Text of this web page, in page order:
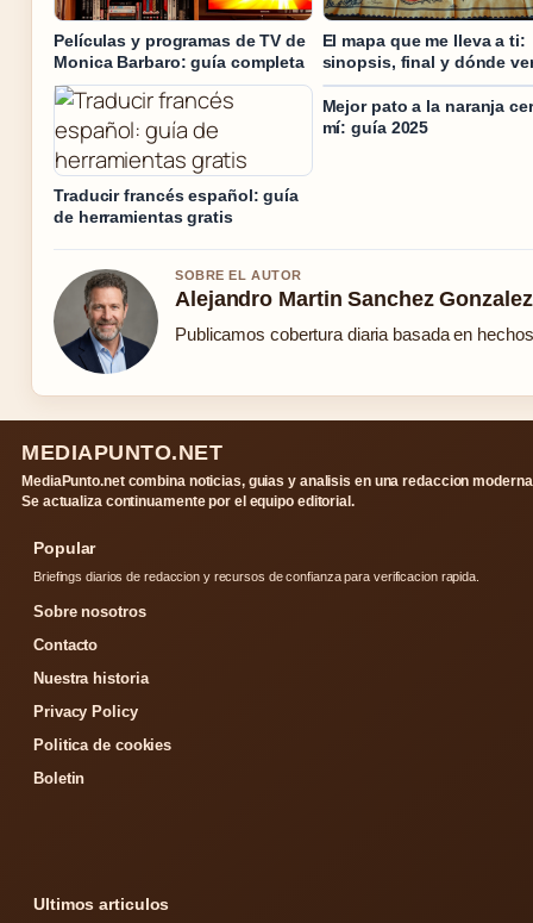
Películas y programas de TV de
Monica Barbaro: guía completa
El mapa que me lleva a ti:
sinopsis, final y dónde
Traducir francés español: guía
de herramientas gratis
Mejor pato a la naranja
mí: guía 2025
SOBRE EL AUTOR
Alejandro Martin Sanchez Gonzalez
Publicamos cobertura diaria basada en
MEDIAPUNTO.NET
MediaPunto.net combina noticias, guias y analisis en una redaccion
Se actualiza continuamente por el equipo editorial.
Popular
Briefings diarios de redaccion y recursos de confianza para verificacion rapida.
Sobre nosotros
Contacto
Nuestra historia
Privacy Policy
Politica de cookies
Boletin
Ultimos articulos